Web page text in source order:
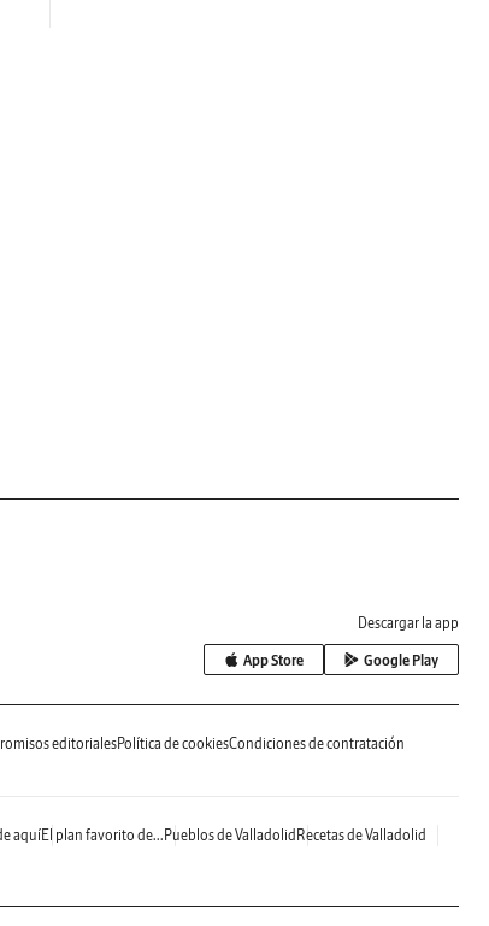
Descargar la app
App Store Google Play
editorialesPolítica de cookiesCondiciones de contratación
aquíEl plan favorito de... Pueblos de Valladolid Recetas de Valladolid